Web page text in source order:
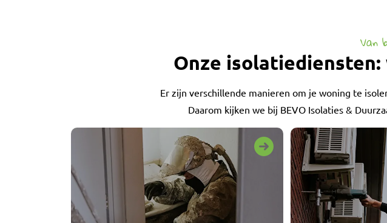
Van
Onze
Er zijn verschillende manieren om je woning te
Daarom kijken we bij BEVO Isolaties &